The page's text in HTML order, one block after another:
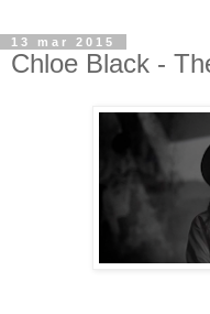
13 mar 2015
Chloe Black -